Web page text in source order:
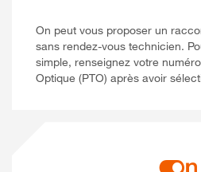
On peut vous proposer un
sans rendez-vous technicien.
simple, renseignez votre
Optique (PTO) après avoir